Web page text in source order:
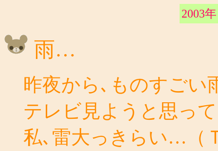
2003
雨…
昨夜から､ものすご
テレビ見ようと思っ
私､雷大っきらい…（